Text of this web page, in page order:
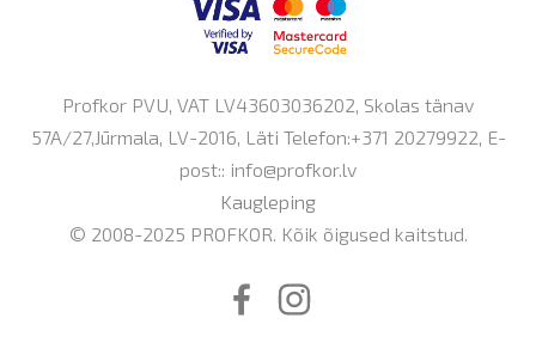
Profkor PVU, VAT LV43603036202, Skolas tänav
57A/27,Jūrmala, LV-2016, Läti Telefon:+371 20279922, E-
post:: info@profkor.lv
Kaugleping
© 2008-2025 PROFKOR. Kõik õigused kaitstud.